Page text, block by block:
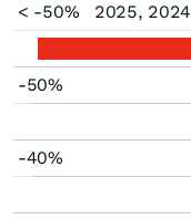
< -50%
2025, 2024
-50%
-40%